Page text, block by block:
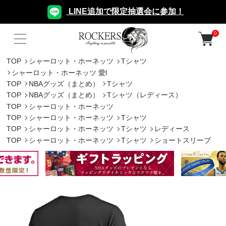
LINE追加で限定抽選会に参加！
0
TOP シャーロット・ホーネッツ
Tシャツ
シャーロット・ホーネッツ 愛l
TOP
NBAグッズ（まとめ）
Tシャツ
TOP
NBAグッズ（まとめ）
Tシャツ（レディース）
TOP
シャーロット・ホーネッツ
TOP
シャーロット・ホーネッツ
Tシャツ
TOP
シャーロット・ホーネッツ Tシャツ
レディース
TOP
シャーロット・ホーネッツ Tシャツ ショートスリーブ